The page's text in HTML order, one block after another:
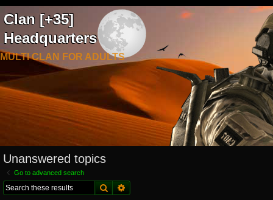
Clan [+35]
Headquarters
MULTI CLAN FOR ADULTS
Unanswered topics
Go to advanced search
Search